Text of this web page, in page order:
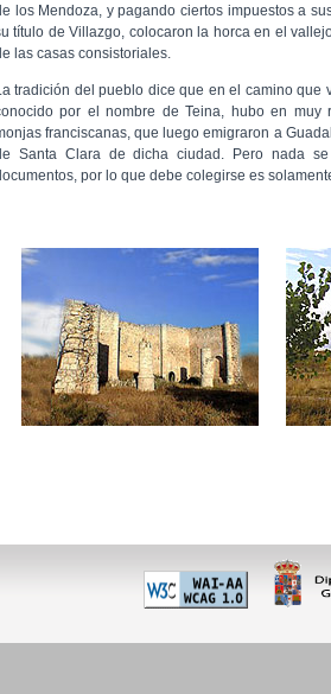
los Mendoza, y pagando ciertos impuestos a
título de Villazgo, colocaron la horca en el
las casas consistoriales.
tradición del pueblo dice que en el camino que
por el nombre de Teina, hubo en muy
franciscanas, que luego emigraron a
Santa Clara de dicha ciudad. Pero nada
por lo que debe colegirse es